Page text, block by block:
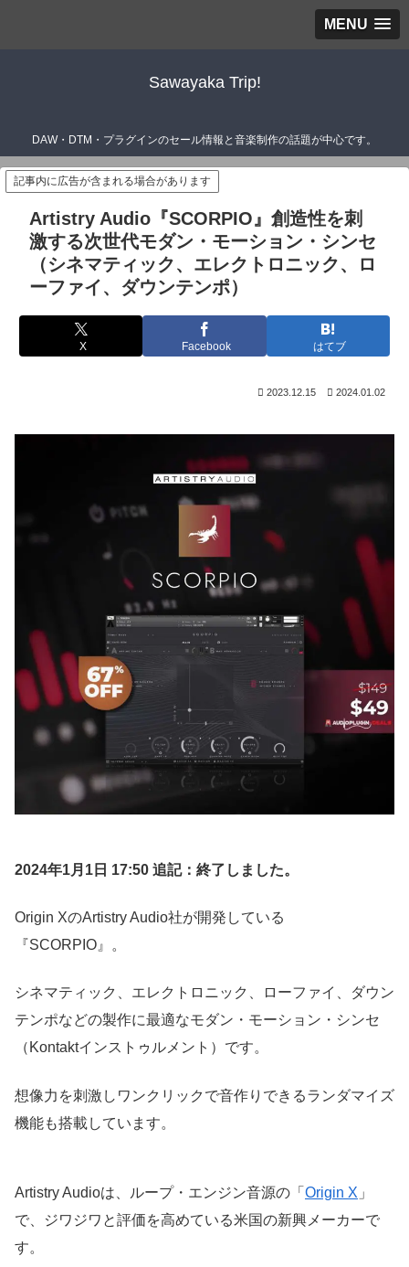
MENU
Sawayaka Trip!
DAW・DTM・プラグインのセール情報と音楽制作の話題が中心です。
記事内に広告が含まれる場合があります
Artistry Audio『SCORPIO』創造性を刺
激する次世代モダン・モーション・シンセ
（シネマティック、エレクトロニック、ロ
ーファイ、ダウンテンポ）
X Facebook はてブ
2023.12.15 2024.01.02
2024年1月1日 17:50 追記：終了しました。
Origin XのArtistry Audio社が開発している
『SCORPIO』。
シネマティック、エレクトロニック、ローファイ、ダウン
テンポなどの製作に最適なモダン・モーション・シンセ
（Kontaktインストゥルメント）です。
想像力を刺激しワンクリックで音作りできるランダマイズ
機能も搭載しています。
Artistry Audioは、ループ・エンジン音源の「 Origin X 」
で、ジワジワと評価を高めている米国の新興メーカーで
す。